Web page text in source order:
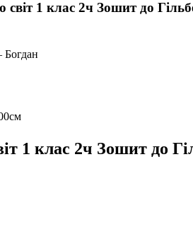
1 клас 2ч Зошит до
1 клас 2ч Зошит до